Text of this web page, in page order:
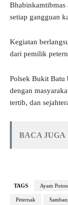
Bhabinkamtibmas
setiap gangguan
Kegiatan
dari pemilik
Polsek Bukit Batu
dengan
tertib, dan
BACA JUGA
TAGS Ayam
Peternak